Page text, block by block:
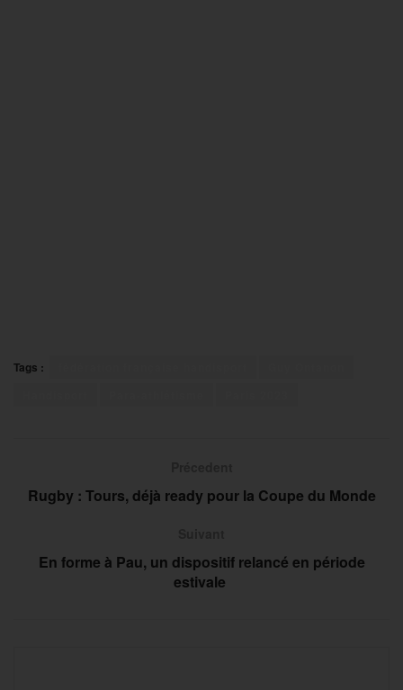
Tags :
Rugby : Tours, déjà ready pour la Coupe du Monde
En forme à Pau, un dispositif relancé en période
estivale